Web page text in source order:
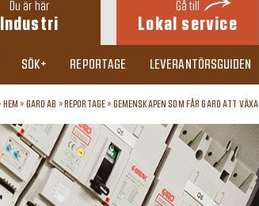
Du är här
Industri
Gå till
Lokal service
SÖK+ REPORTAGE LEVERANTÖRSGUIDEN
HEM » GARO AB » REPORTAGE» GEMENSKAPEN SOM FÅR GARO ATT VÄXA